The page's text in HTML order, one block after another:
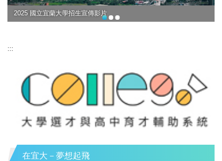
2025 國立宜蘭大學招生宣傳影片
:::
在宜大－夢想起飛